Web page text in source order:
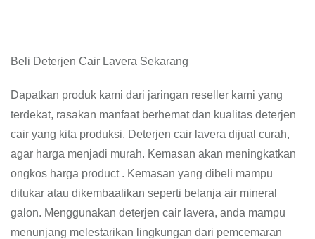
Beli Deterjen Cair Lavera Sekarang
Dapatkan produk kami dari jaringan reseller kami yang
terdekat, rasakan manfaat berhemat dan kualitas deterjen
cair yang kita produksi. Deterjen cair lavera dijual curah,
agar harga menjadi murah. Kemasan akan meningkatkan
ongkos harga product . Kemasan yang dibeli mampu
ditukar atau dikembaalikan seperti belanja air mineral
galon. Menggunakan deterjen cair lavera, anda mampu
menunjang melestarikan lingkungan dari pemcemaran